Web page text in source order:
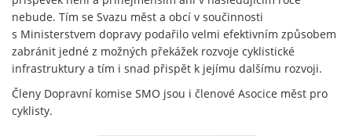
nebude. Tím se Svazu měst a obcí v součinnosti
s Ministerstvem dopravy podařilo velmi efektivním způsobem
zabránit jedné z možných překážek rozvoje cyklistické
infrastruktury a tím i snad přispět k jejímu dalšímu rozvoji.
Členy Dopravní komise SMO jsou i členové Asocice měst pro
cyklisty.